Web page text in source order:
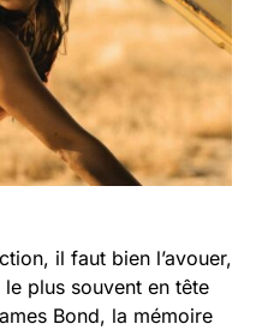
il faut bien l’avouer,
plus souvent en tête
Bond, la mémoire